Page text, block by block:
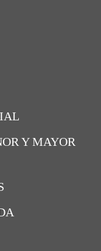
Y MAYOR